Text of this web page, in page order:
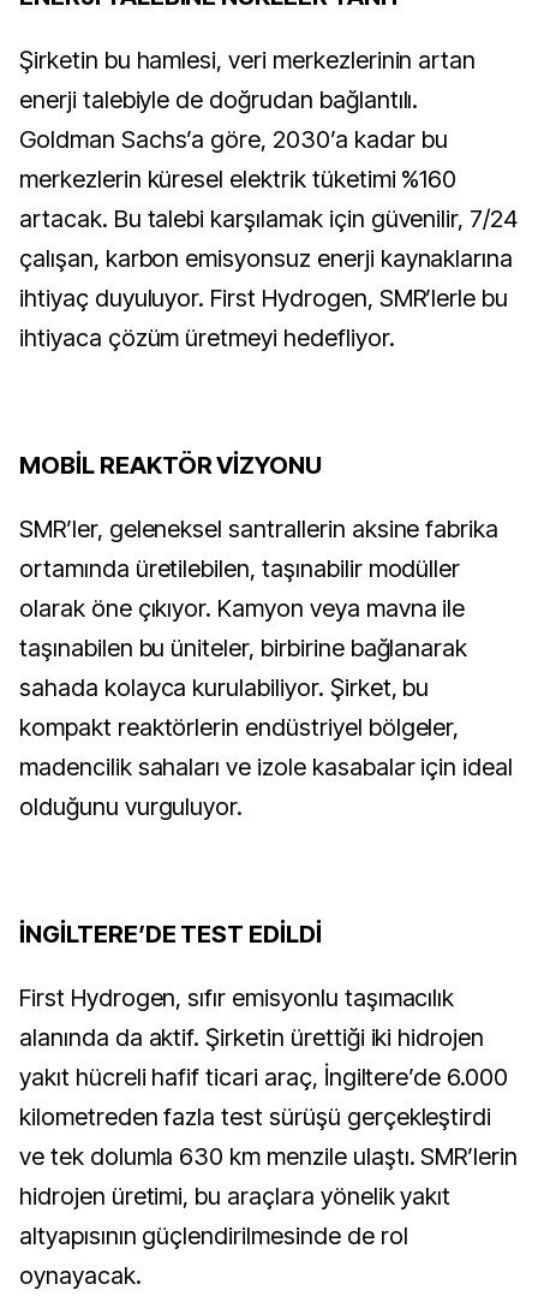
Şirketin bu hamlesi, veri merkezlerinin artan
enerji talebiyle de doğrudan bağlantılı.
Goldman Sachs’a göre, 2030’a kadar bu
merkezlerin küresel elektrik tüketimi %160
artacak. Bu talebi karşılamak için güvenilir, 7/24
çalışan, karbon emisyonsuz enerji kaynaklarına
ihtiyaç duyuluyor. First Hydrogen, SMR’lerle bu
ihtiyaca çözüm üretmeyi hedefliyor.
MOBİL REAKTÖR VİZYONU
SMR’ler, geleneksel santrallerin aksine fabrika
ortamında üretilebilen, taşınabilir modüller
olarak öne çıkıyor. Kamyon veya mavna ile
taşınabilen bu üniteler, birbirine bağlanarak
sahada kolayca kurulabiliyor. Şirket, bu
kompakt reaktörlerin endüstriyel bölgeler,
madencilik sahaları ve izole kasabalar için ideal
olduğunu vurguluyor.
İNGİLTERE’DE TEST EDİLDİ
First Hydrogen, sıfır emisyonlu taşımacılık
alanında da aktif. Şirketin ürettiği iki hidrojen
yakıt hücreli hafif ticari araç, İngiltere’de 6.000
kilometreden fazla test sürüşü gerçekleştirdi
ve tek dolumla 630 km menzile ulaştı. SMR’lerin
hidrojen üretimi, bu araçlara yönelik yakıt
altyapısının güçlendirilmesinde de rol
oynayacak.